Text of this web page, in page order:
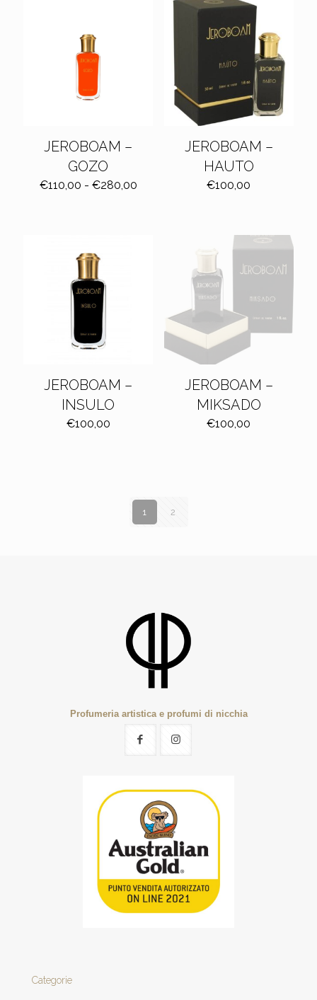
JEROBOAM –
GOZO
€110,00 - €280,00Fascia
JEROBOAM –
HAUTO
€100,00
JEROBOAM –
INSULO
€100,00
JEROBOAM –
MIKSADO
€100,00
1 2
Profumeria artistica e profumi di nicchia
Categorie